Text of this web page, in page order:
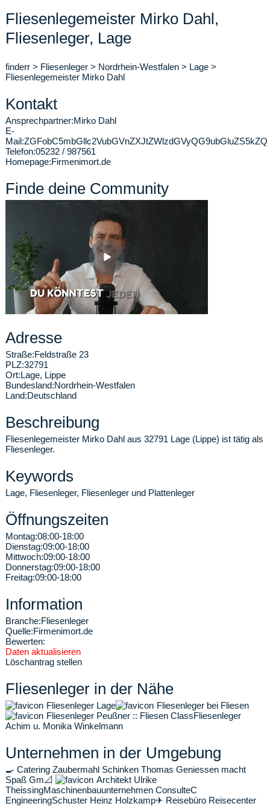
Fliesenlegemeister Mirko Dahl,
Fliesenleger, Lage
finderr > Fliesenleger > Nordrhein-Westfalen > Lage >
Fliesenlegemeister Mirko Dahl
Kontakt
Ansprechpartner:Mirko Dahl
E-
Mail:
Telefon:05232 / 987561
Homepage:Firmenimort.de
Finde deine Community
Adresse
Straße:Feldstraße 23
PLZ:32791
Ort:Lage, Lippe
Bundesland:Nordrhein-Westfalen
Land:Deutschland
Beschreibung
Fliesenlegemeister Mirko Dahl aus 32791 Lage (Lippe) ist tätig als
Fliesenleger.
Keywords
Lage, Fliesenleger, Fliesenleger und Plattenleger
Öffnungszeiten
Montag:08:00-18:00
Dienstag:09:00-18:00
Mittwoch:09:00-18:00
Donnerstag:09:00-18:00
Freitag:09:00-18:00
Information
Branche:Fliesenleger
Quelle:Firmenimort.de
Bewerten:
Daten aktualisieren
Löschantrag stellen
Fliesenleger in der Nähe
Fliesenleger Lage
Fliesenleger bei Fliesen
Fliesenleger Peußner :: Fliesen ClassFliesenleger
Achim u. Monika Winkelmann
Unternehmen in der Umgebung
🍳 Catering Zaubermahl Schinken Thomas Geniessen macht
Spaß Gm📐
Architekt Ulrike
TheissingMaschinenbauunternehmen ConsulteC
EngineeringSchuster Heinz Holzkamp✈ Reisebüro Reisecenter